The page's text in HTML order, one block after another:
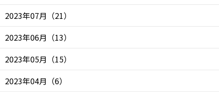
2023年07月 （21）
2023年06月 （13）
2023年05月 （15）
2023年04月 （6）